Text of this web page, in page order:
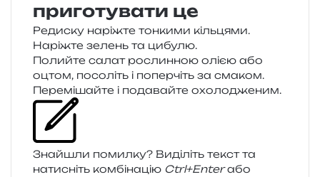
приготувати це
Редиску наріж­те тон­ки­ми кільцями.
Наріжте зелень та цибулю.
Полийте салат рослин­ною олією або
оцтом, посо­літь і попер­чіть за смаком.
Перемішайте і пода­вай­те охолодженим.
Знайшли помил­ку? Виділіть текст та
нати­сніть ком­бі­на­цію Ctrl+Enterабо